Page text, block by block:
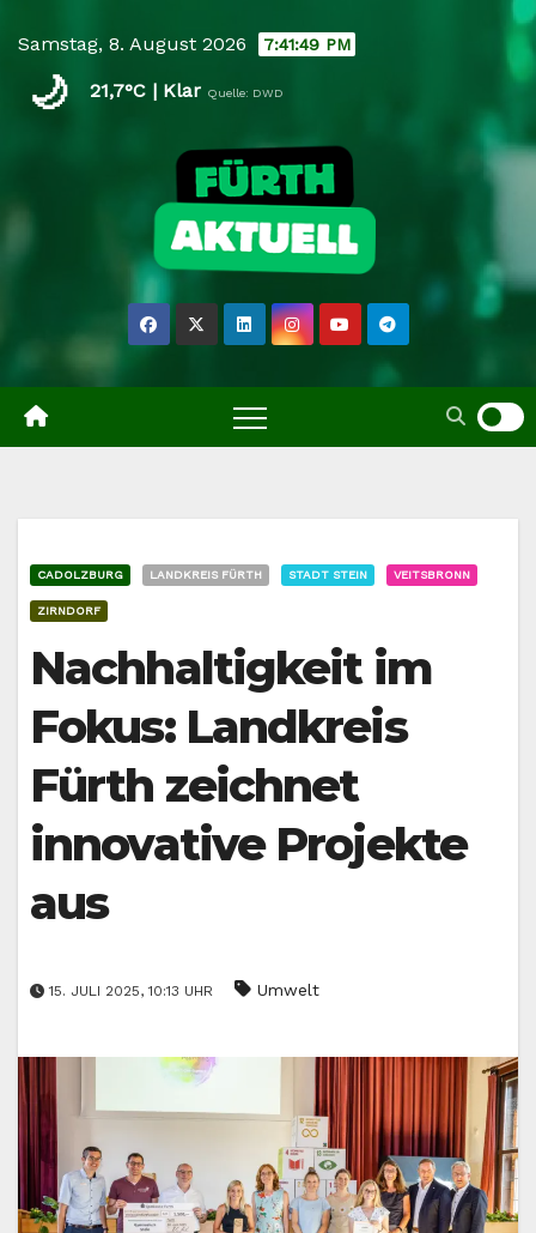
content
Samstag, 8. August 2026 7:41:50 PM
🌙 21,7°C | Klar Quelle: DWD
CADOLZBURG LANDKREIS FÜRTH STADT STEIN VEITSBRONN
ZIRNDORF
Nachhaltigkeit im
Fokus: Landkreis
Fürth zeichnet
innovative Projekte
aus
15. JULI 2025, 10:13 UHR Umwelt